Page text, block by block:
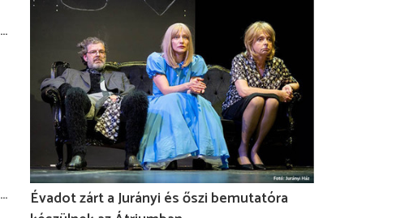
Évadot zárt a Jurányi és őszi bemutatóra